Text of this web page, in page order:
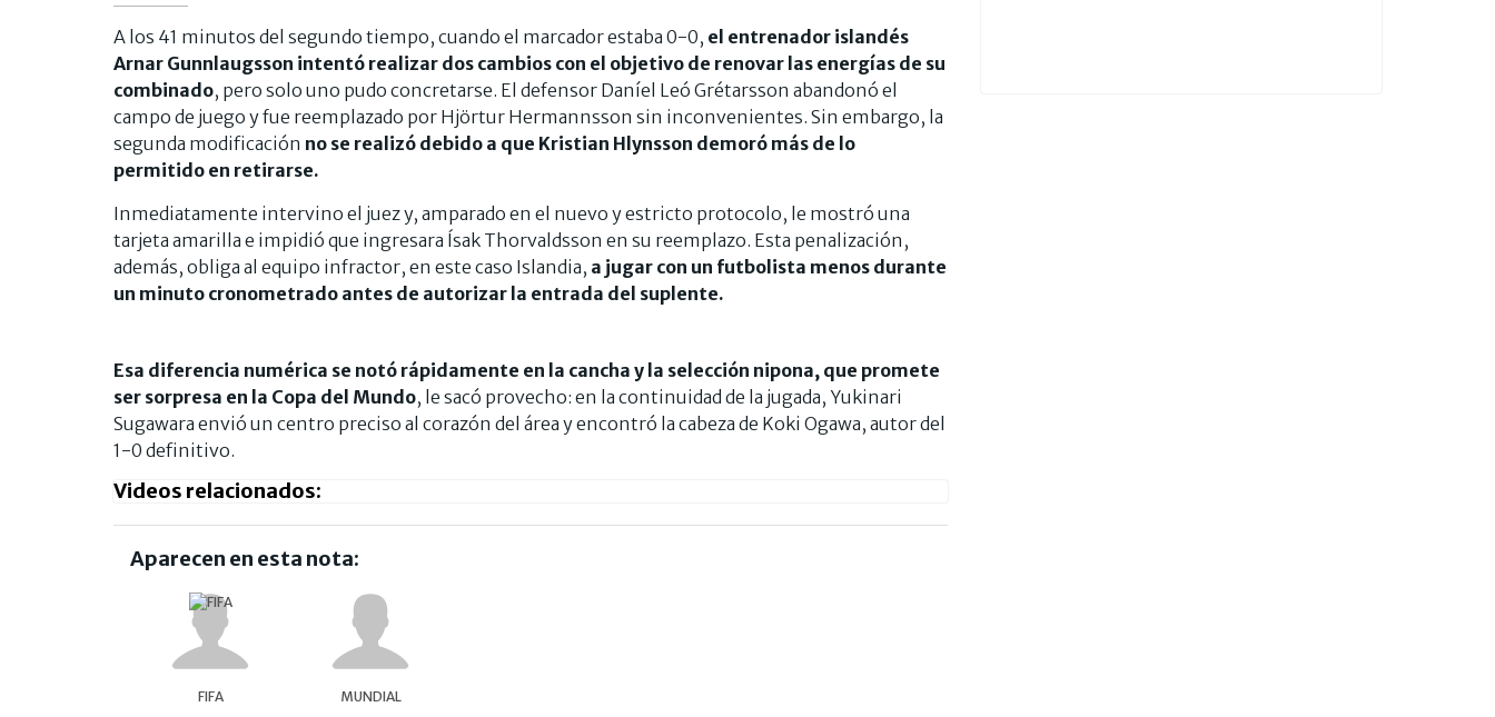
A los 41 minutos del segundo tiempo, cuando el marcador estaba 0-0, el entrenador islandés
Arnar Gunnlaugsson intentó realizar dos cambios con el objetivo de renovar las energías de su
combinado, pero solo uno pudo concretarse. El defensor Daníel Leó Grétarsson abandonó el
campo de juego y fue reemplazado por Hjörtur Hermannsson sin inconvenientes. Sin embargo, la
segunda modificación no se realizó debido a que Kristian Hlynsson demoró más de lo
permitido en retirarse.
Inmediatamente intervino el juez y, amparado en el nuevo y estricto protocolo, le mostró una
tarjeta amarilla e impidió que ingresara Ísak Thorvaldsson en su reemplazo. Esta penalización,
además, obliga al equipo infractor, en este caso Islandia, a jugar con un futbolista menos durante
un minuto cronometrado antes de autorizar la entrada del suplente.
Esa diferencia numérica se notó rápidamente en la cancha y la selección nipona, que promete
ser sorpresa en la Copa del Mundo, le sacó provecho: en la continuidad de la jugada, Yukinari
Sugawara envió un centro preciso al corazón del área y encontró la cabeza de Koki Ogawa, autor del
1-0 definitivo.
Videos relacionados:
Aparecen en esta nota:
FIFA MUNDIAL